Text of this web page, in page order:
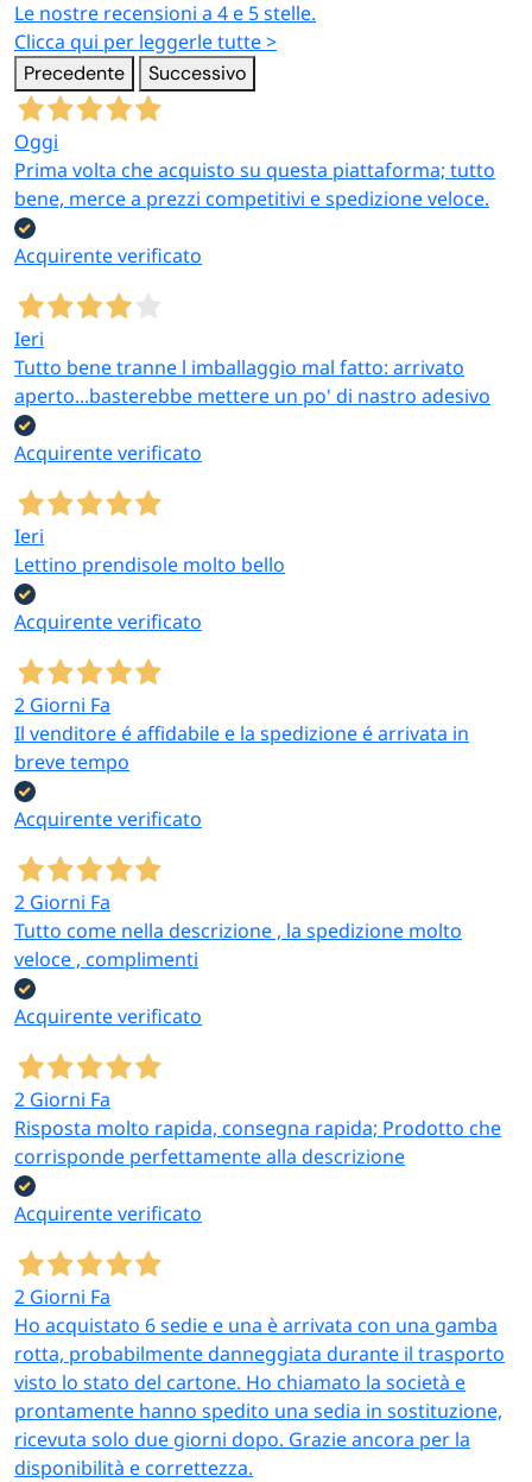
Le nostre recensioni a 4 e 5 stelle.
Clicca qui per leggerle tutte >
Precedente Successivo
Oggi
Prima volta che acquisto su questa piattaforma; tutto
bene, merce a prezzi competitivi e spedizione veloce.
Acquirente verificato
Ieri
Tutto bene tranne l imballaggio mal fatto: arrivato
aperto...basterebbe mettere un po' di nastro adesivo
Acquirente verificato
Ieri
Lettino prendisole molto bello
Acquirente verificato
2 Giorni Fa
Il venditore é affidabile e la spedizione é arrivata in
breve tempo
Acquirente verificato
2 Giorni Fa
Tutto come nella descrizione , la spedizione molto
veloce , complimenti
Acquirente verificato
2 Giorni Fa
Risposta molto rapida, consegna rapida; Prodotto che
corrisponde perfettamente alla descrizione
Acquirente verificato
2 Giorni Fa
Ho acquistato 6 sedie e una è arrivata con una gamba
rotta, probabilmente danneggiata durante il trasporto
visto lo stato del cartone. Ho chiamato la società e
prontamente hanno spedito una sedia in sostituzione,
ricevuta solo due giorni dopo. Grazie ancora per la
disponibilità e correttezza.